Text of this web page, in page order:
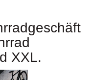
XXL.